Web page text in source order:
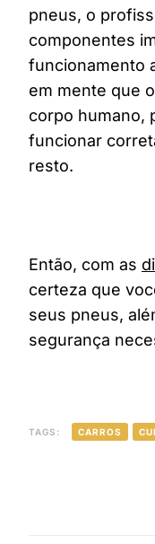
pneus, o
componentes
funcionamento
em mente que
corpo humano,
funcionar
resto.
Então, com as
certeza que
seus pneus,
segurança
TAGS: CARROS